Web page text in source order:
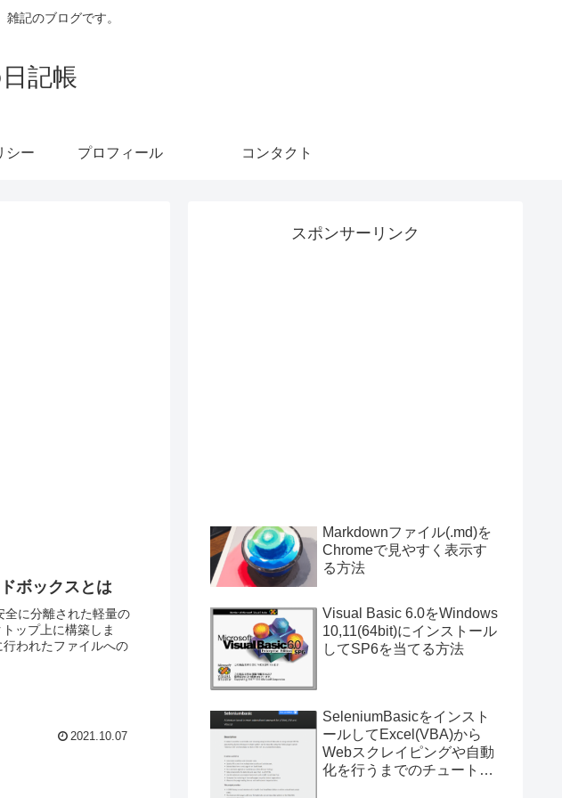
記のブログです。
記帳
シー プロフィール コンタクト
ボックスとは
全に分離された軽量の
ップ上に構築しま
われたファイルへの
2021.10.07
スポンサーリンク
Markdownファイル(.md)を
Chromeで見やすく表示す
る方法
Visual Basic 6.0をWindows
10,11(64bit)にインストール
してSP6を当てる方法
SeleniumBasicをインスト
ールしてExcel(VBA)から
Webスクレイピングや自動
化を行うまでのチュートリ